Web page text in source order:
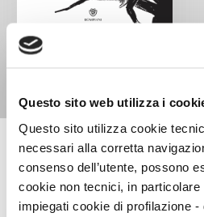
Questo sito web utilizza i
Questo sito utilizza cookie
necessari alla corretta
consenso dell’utente, possono
cookie non tecnici, in
impiegati cookie di profilazione
Il gufo e la bambina
NARRATORI ITALIANI